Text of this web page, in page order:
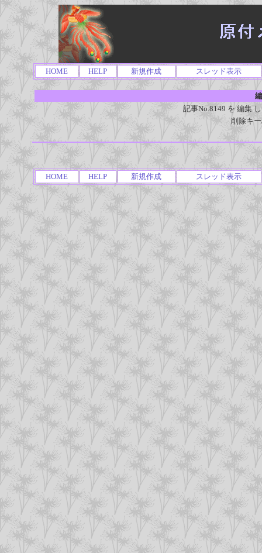
HOME HELP 新規作成 スレッド表示
記事No.8149 を 編集
削除キ
HOME HELP 新規作成 スレッド表示